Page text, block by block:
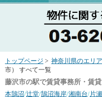
トップページ > 神奈川県のエリ
市） すべて一覧
藤沢市の駅で賃貸事務所・賃
本鵠沼/辻堂/鵠沼海岸/湘南台/片